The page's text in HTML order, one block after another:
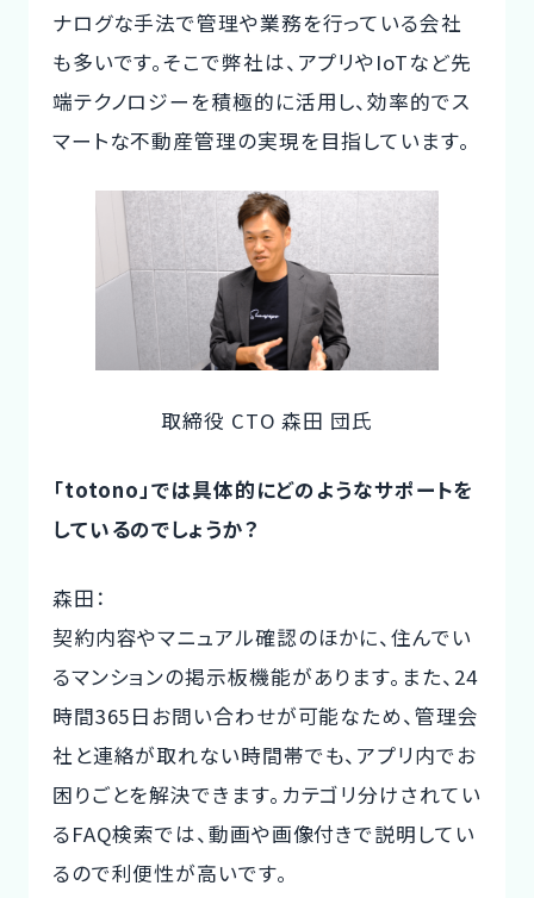
ナログな手法で管理や業務を行っている会社
も多いです。そこで弊社は、アプリやIoTなど先
端テクノロジーを積極的に活用し、効率的でス
マートな不動産管理の実現を目指しています。
取締役 CTO 森田 団氏
「totono」では具体的にどのようなサポートを
しているのでしょうか？
森田：
契約内容やマニュアル確認のほかに、住んでい
るマンションの掲示板機能があります。また、24
時間365日お問い合わせが可能なため、管理会
社と連絡が取れない時間帯でも、アプリ内でお
困りごとを解決できます。カテゴリ分けされてい
るFAQ検索では、動画や画像付きで説明してい
るので利便性が高いです。